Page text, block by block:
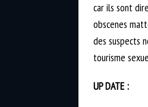
car ils sont
obscenes
des suspects
tourisme
UP DATE :